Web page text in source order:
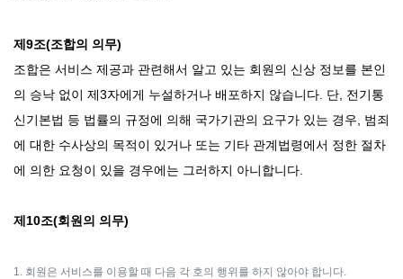
제9조(조합의 의무)
조합은 서비스 제공과 관련해서 알고 있는 회원의 신상 정보를 본인
의 승낙 없이 제3자에게 누설하거나 배포하지 않습니다. 단, 전기통
신기본법 등 법률의 규정에 의해 국가기관의 요구가 있는 경우, 범죄
에 대한 수사상의 목적이 있거나 또는 기타 관계법령에서 정한 절차
에 의한 요청이 있을 경우에는 그러하지 아니합니다.
제10조(회원의 의무)
1. 회원은 서비스를 이용할 때 다음 각 호의 행위를 하지 않아야 합니다.